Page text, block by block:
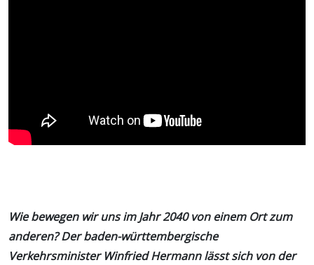
Wie bewegen wir uns im Jahr 2040 von einem Ort zum
anderen? Der baden-württembergische
Verkehrsminister Winfried Hermann lässt sich von der